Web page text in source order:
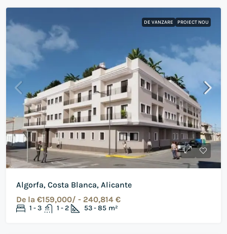
DE VANZARE PROIECT NOU
Algorfa, Costa Blanca, Alicante
De la €159,000/ - 240,814 €
1 - 3 1 - 2 53 - 85 m²